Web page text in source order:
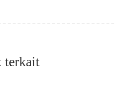
kualitas suku cadang yang
terkait